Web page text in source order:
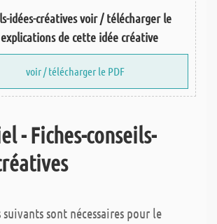
idées-créatives voir / télécharger le
de cette idée créative
voir / télécharger le PDF
- Fiches-conseils-
suivants sont nécessaires pour le